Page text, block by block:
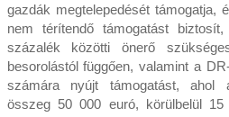
gazdák megtelepedését támogatja,
nem térítendő támogatást
százalék közötti önerő
besorolástól függően, valamint a
számára nyújt támogatást, ahol
összeg 50 000 euró, körülbelül